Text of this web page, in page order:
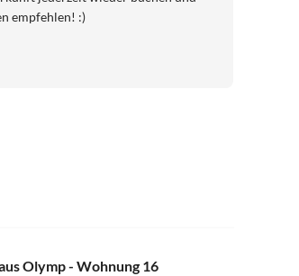
empfehlen! :)
Olymp - Wohnung 16